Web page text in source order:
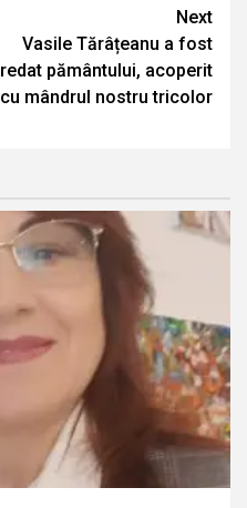
Next
Vasile Tărâțeanu a fost
redat pământului, acoperit
cu mândrul nostru tricolor